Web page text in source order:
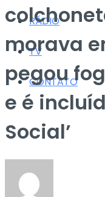
RÁDIO
TV
CONTATO
morava
pegou
e é
Social’